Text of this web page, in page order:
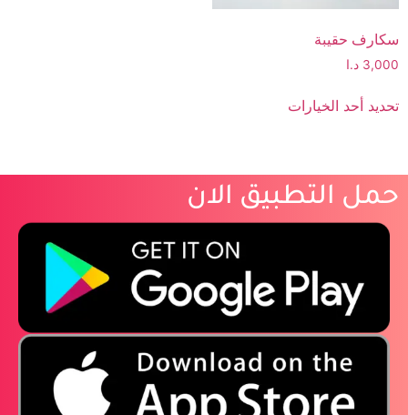
سكارف حقيبة
3,000 د.ا
تحديد أحد الخيارات
حمل التطبيق الان